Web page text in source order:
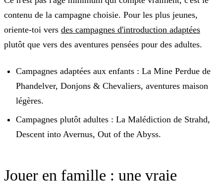
contenu de la campagne choisie. Pour les plus jeunes,
oriente-toi vers des campagnes d'introduction adaptées
plutôt que vers des aventures pensées pour des adultes.
Campagnes adaptées aux enfants : La Mine Perdue de
Phandelver, Donjons & Chevaliers, aventures maison
légères.
Campagnes plutôt adultes : La Malédiction de Strahd,
Descent into Avernus, Out of the Abyss.
Jouer en famille : une vraie